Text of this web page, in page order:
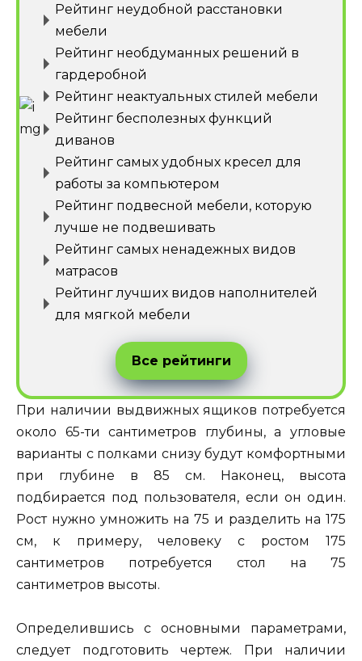
Рейтинг неудобной расстановки
мебели
Рейтинг необдуманных решений в
гардеробной
Рейтинг неактуальных стилей мебели
Рейтинг бесполезных функций
диванов
Рейтинг самых удобных кресел для
работы за компьютером
Рейтинг подвесной мебели, которую
лучше не подвешивать
Рейтинг самых ненадежных видов
матрасов
Рейтинг лучших видов наполнителей
для мягкой мебели
Все рейтинги
При наличии выдвижных ящиков потребуется
около 65-ти сантиметров глубины, а угловые
варианты с полками снизу будут комфортными
при глубине в 85 см. Наконец, высота
подбирается под пользователя, если он один.
Рост нужно умножить на 75 и разделить на 175
см, к примеру, человеку с ростом 175
сантиметров потребуется стол на 75
сантиметров высоты.
Определившись с основными параметрами,
следует подготовить чертеж. При наличии